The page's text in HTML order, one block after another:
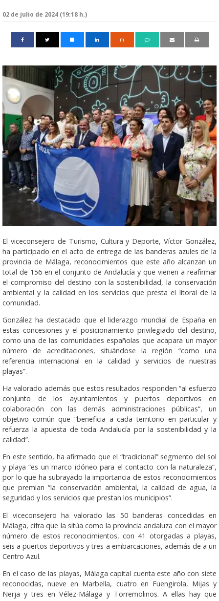
02 de julio de 2024 (19:18 h.)
m
El viceconsejero de Turismo, Cultura y Deporte, Víctor González,
ha participado en el acto de entrega de las banderas azules de la
provincia de Málaga, reconocimientos que este año alcanzan un
total de 156 en el conjunto de Andalucía y que vienen a reafirmar
el compromiso del destino con la sostenibilidad, la conservación
ambiental y la calidad en los servicios que presta el litoral de la
comunidad.
González ha destacado que el liderazgo mundial de España en
estas concesiones y el posicionamiento privilegiado del destino,
como una de las comunidades españolas que acapara un mayor
número de acreditaciones, situándose la región “como una
referencia internacional en la calidad y servicios de nuestras
playas”.
Ha valorado además que estos resultados responden “al esfuerzo
conjunto de los ayuntamientos y puertos deportivos en
colaboración con las demás administraciones públicas”, un
objetivo común que “beneficia a cada territorio en particular y
refuerza la apuesta de toda Andalucía por la sostenibilidad y la
calidad”.
En este sentido, ha afirmado que el “tradicional” segmento del sol
y playa “es un marco idóneo para el contacto con la naturaleza”,
por lo que ha subrayado la importancia de estos reconocimientos
que premian “la conservación ambiental, la calidad de agua, la
seguridad y los servicios que prestan los municipios”.
El viceconsejero ha valorado las 50 banderas concedidas en
Málaga, cifra que la sitúa como la provincia andaluza con el mayor
número de estos reconocimientos, con 41 otorgadas a playas,
seis a puertos deportivos y tres a embarcaciones, además de a un
Centro Azul.
En el caso de las playas, Málaga capital cuenta este año con siete
reconocidas, nueve en Marbella, cuatro en Fuengirola, Mijas y
Nerja y tres en Vélez-Málaga y Torremolinos. A ellas hay que